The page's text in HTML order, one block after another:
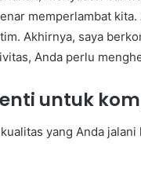
memperlambat
Akhirnya, saya
Anda perlu
untuk
yang Anda